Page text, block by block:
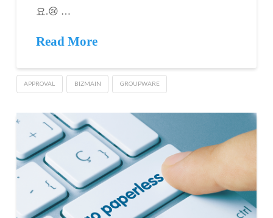
요.😢 …
Read More
APPROVAL BIZMAIN GROUPWARE